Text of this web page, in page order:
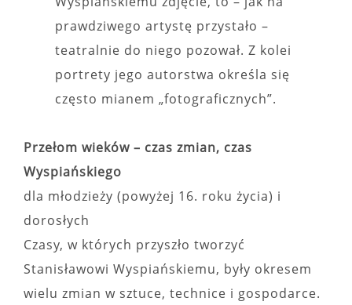
prawdziwego artystę przystało –
teatralnie do niego pozował. Z kolei
portrety jego autorstwa określa się
często mianem „fotograficznych”.
Przełom wieków – czas zmian, czas
Wyspiańskiego
dla młodzieży (powyżej 16. roku życia) i
dorosłych
Czasy, w których przyszło tworzyć
Stanisławowi Wyspiańskiemu, były okresem
wielu zmian w sztuce, technice i gospodarce.